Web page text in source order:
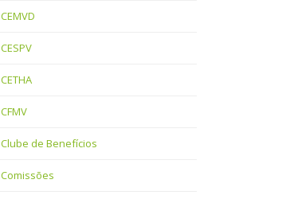
CEMVD
CESPV
CETHA
CFMV
Clube de Benefícios
Comissões